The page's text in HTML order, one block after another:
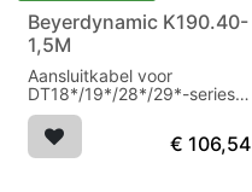
Beyerdynamic K190.40-
1,5M
Aansluitkabel voor
DT18*/19*/28*/29*-series
met 3-pin XLR
€ 106,54